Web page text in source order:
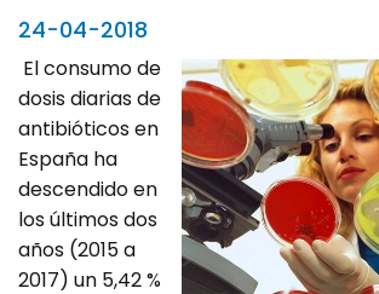
24-04-2018
El consumo de
dosis diarias de
antibióticos en
España ha
descendido en
los últimos dos
años (2015 a
2017) un 5,42 %